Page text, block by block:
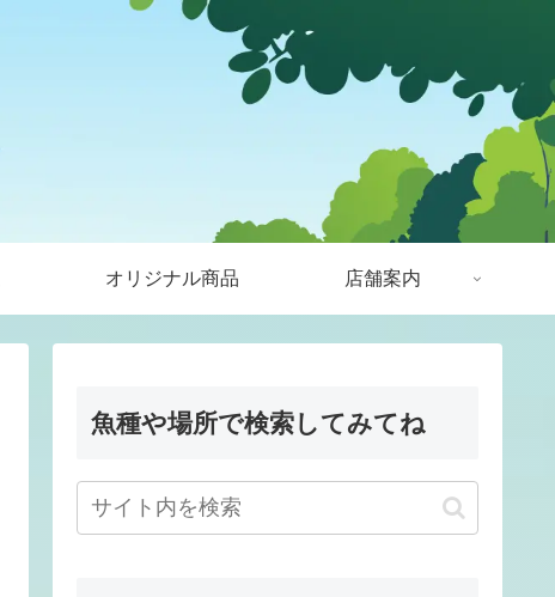
オリジナル商品 店舗案内
魚種や場所で検索してみてね